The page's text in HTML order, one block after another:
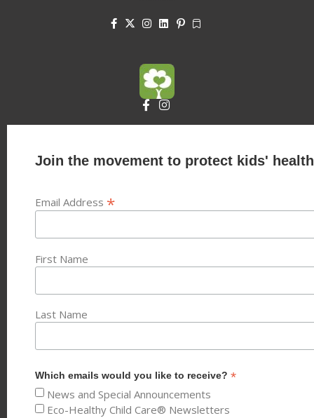
Join the movement to protect kids'
Email Address *
First Name
Last Name
Which emails would you like to receive? *
News and Special Announcements
Eco-Healthy Child Care® Newsletters